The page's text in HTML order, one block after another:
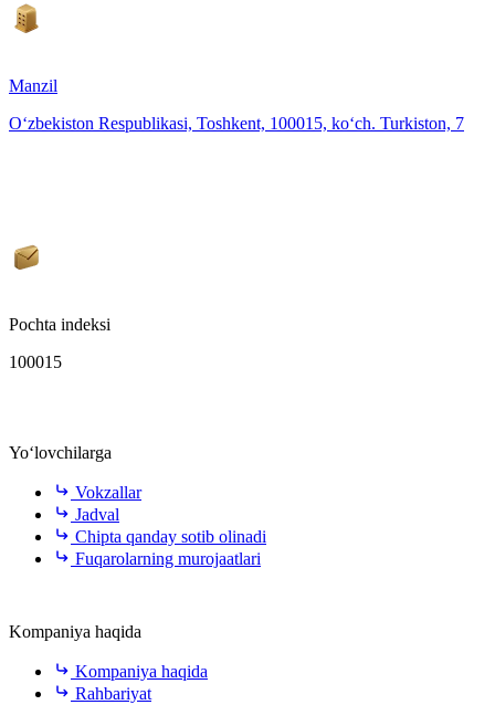
Manzil
O‘zbekiston Respublikasi, Toshkent, 100015, ko‘ch. Turkiston, 7
Pochta indeksi
100015
Yo‘lovchilarga
Vokzallar
Jadval
Chipta qanday sotib olinadi
Fuqarolarning murojaatlari
Kompaniya haqida
Kompaniya haqida
Rahbariyat